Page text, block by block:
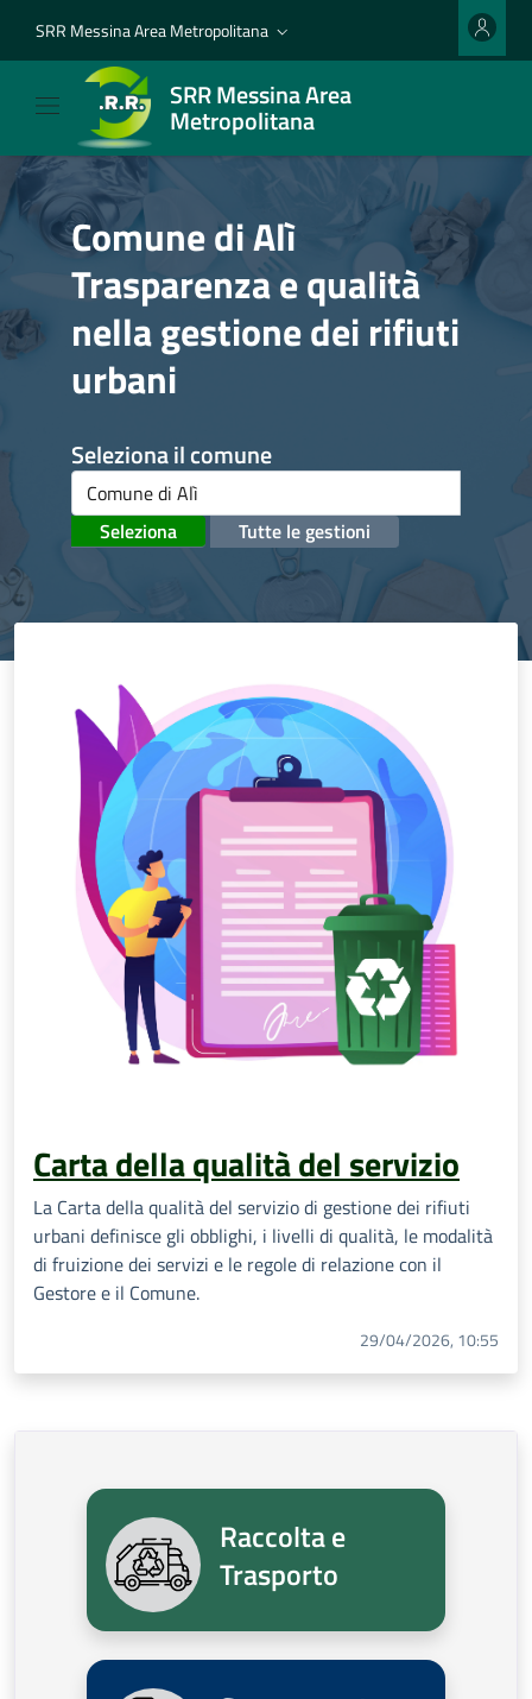
SRR Messina Area Metropolitana
SRR Messina Area
Metropolitana
Comune di Alì
Trasparenza e qualità
nella gestione dei rifiuti
urbani
Seleziona il comune
Seleziona Tutte le gestioni
Carta della qualità del servizio
La Carta della qualità del servizio di gestione dei rifiuti
urbani definisce gli obblighi, i livelli di qualità, le modalità
di fruizione dei servizi e le regole di relazione con il
Gestore e il Comune.
29/04/2026, 10:55
Raccolta e
Trasporto